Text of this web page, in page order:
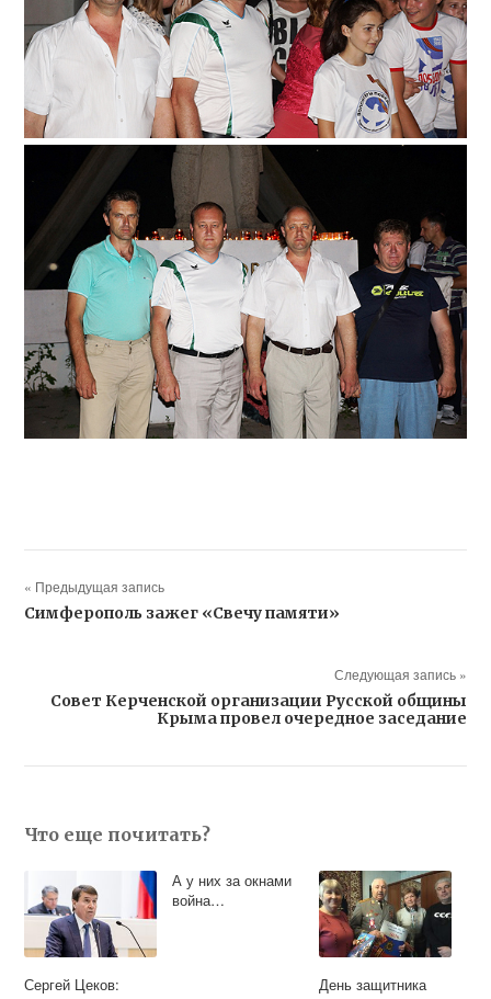
« Предыдущая запись
Симферополь зажег «Свечу памяти»
Следующая запись »
Совет Керченской организации Русской общины
Крыма провел очередное заседание
Что еще почитать?
Сергей Цеков:
А у них за окнами
война…
День защитника